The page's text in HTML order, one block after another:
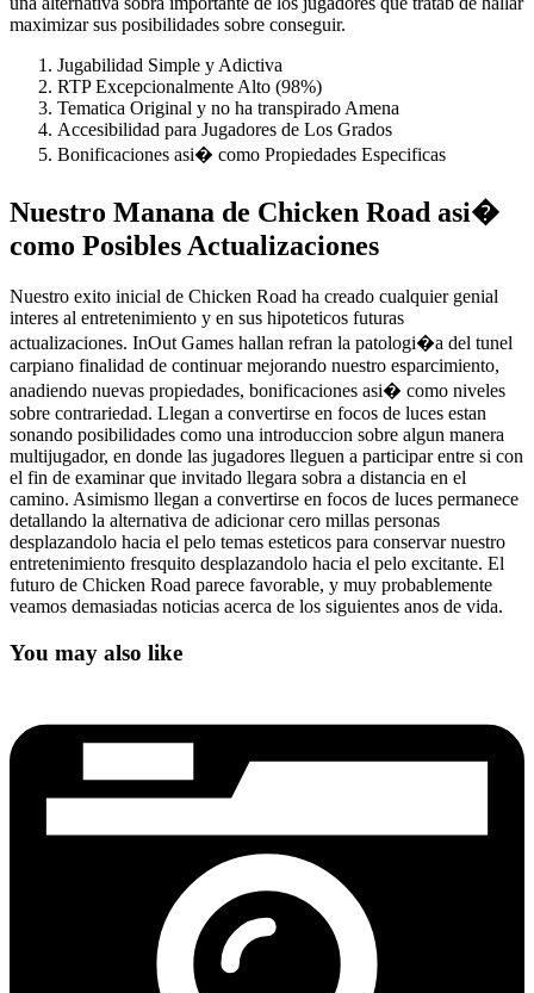
maximizar sus posibilidades sobre conseguir.
Jugabilidad Simple y Adictiva
RTP Excepcionalmente Alto (98%)
Tematica Original y no ha transpirado Amena
Accesibilidad para Jugadores de Los Grados
Bonificaciones asi� como Propiedades Especificas
Nuestro Manana de Chicken Road asi�
como Posibles Actualizaciones
Nuestro exito inicial de Chicken Road ha creado cualquier genial
interes al entretenimiento y en sus hipoteticos futuras
actualizaciones. InOut Games hallan refran la patologi�a del tunel
carpiano finalidad de continuar mejorando nuestro esparcimiento,
anadiendo nuevas propiedades, bonificaciones asi� como niveles
sobre contrariedad. Llegan a convertirse en focos de luces estan
sonando posibilidades como una introduccion sobre algun manera
multijugador, en donde las jugadores lleguen a participar entre si con
el fin de examinar que invitado llegara sobra a distancia en el
camino. Asimismo llegan a convertirse en focos de luces permanece
detallando la alternativa de adicionar cero millas personas
desplazandolo hacia el pelo temas esteticos para conservar nuestro
entretenimiento fresquito desplazandolo hacia el pelo excitante. El
futuro de Chicken Road parece favorable, y muy probablemente
veamos demasiadas noticias acerca de los siguientes anos de vida.
You may also like